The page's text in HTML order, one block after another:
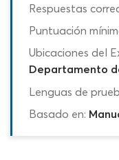
Respuestas
Puntuación
Ubicaciones del
Departamento
Lenguas de
Basado en: